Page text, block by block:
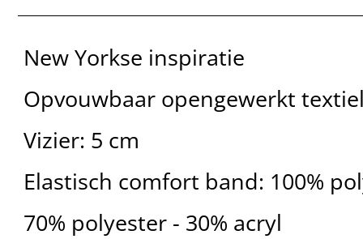
New Yorkse inspiratie
Opvouwbaar opengewerkt
Vizier: 5 cm
Elastisch comfort band: 100%
70% polyester - 30% acryl